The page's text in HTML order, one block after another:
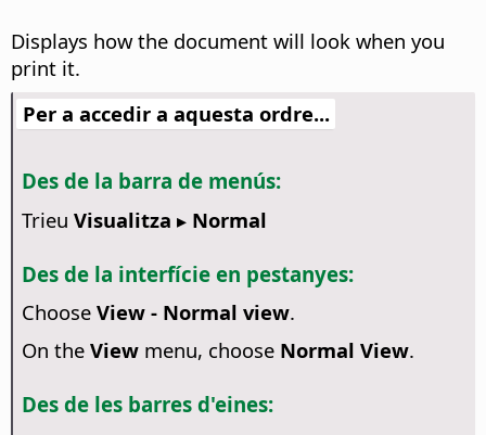
Displays how the document will look when you
print it.
Per a accedir a aquesta ordre...
Des de la barra de menús:
Trieu Visualitza ▸ Normal
Des de la interfície en pestanyes:
Choose View - Normal view.
On the Viewmenu, choose Normal View.
Des de les barres d'eines: